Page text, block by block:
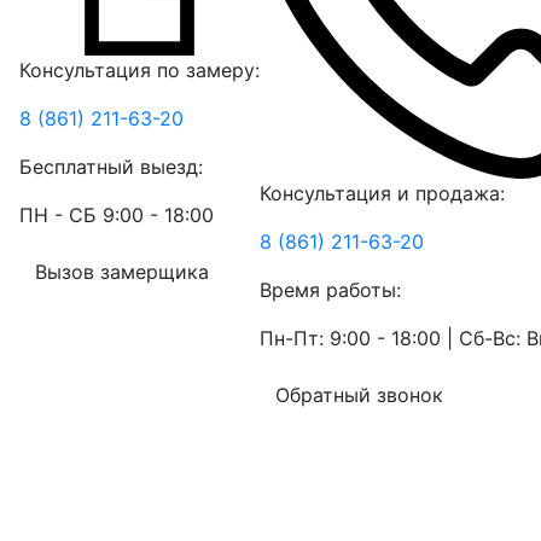
Консультация по замеру:
8 (861) 211-63-20
Бесплатный выезд:
ПН - СБ 9:00 - 18:00
Вызов замерщика
Консультация и продажа:
8 (861) 211-63-20
Время работы:
Пн-Пт: 9:00 - 18:00 | Сб-Вс:
Обратный звонок